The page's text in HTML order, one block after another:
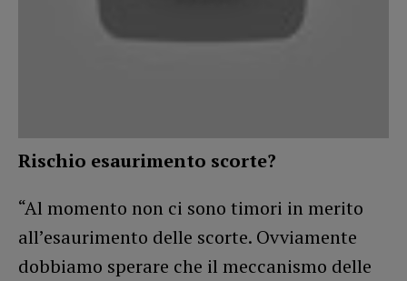
Rischio esaurimento scorte?
“Al momento non ci sono timori in merito
all’esaurimento delle scorte. Ovviamente
dobbiamo sperare che il meccanismo delle